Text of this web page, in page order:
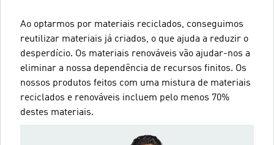
Ao optarmos por materiais reciclados, conseguimos
reutilizar materiais já criados, o que ajuda a reduzir o
desperdício. Os materiais renováveis vão ajudar-nos a
eliminar a nossa dependência de recursos finitos. Os
nossos produtos feitos com uma mistura de materiais
reciclados e renováveis incluem pelo menos 70%
destes materiais.